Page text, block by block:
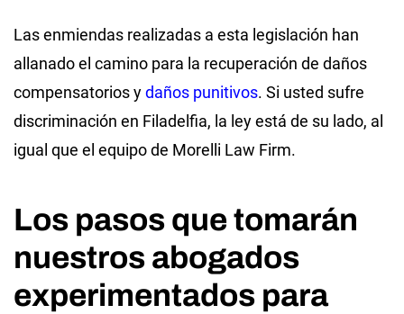
Las enmiendas realizadas a esta legislación han
allanado el camino para la recuperación de daños
compensatorios ydaños punitivos. Si usted sufre
discriminación en Filadelfia, la ley está de su lado, al
igual que el equipo de Morelli Law Firm.
Los pasos que tomarán
nuestros abogados
experimentados para